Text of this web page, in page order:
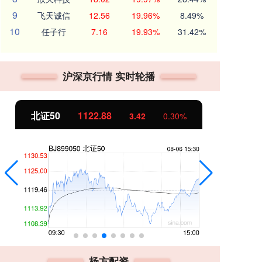
9 飞天诚信 12.56 19.96% 8.49%
10 任子行 7.16 19.93% 31.42%
沪深京行情 实时轮播
北证50 1122.88 3.42 0.30%